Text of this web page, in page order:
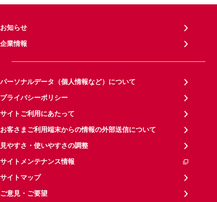
お知らせ
企業情報
パーソナルデータ（個人情報など）について
プライバシーポリシー
サイトご利用にあたって
お客さまご利用端末からの情報の外部送信について
見やすさ・使いやすさの調整
サイトメンテナンス情報
サイトマップ
ご意見・ご要望